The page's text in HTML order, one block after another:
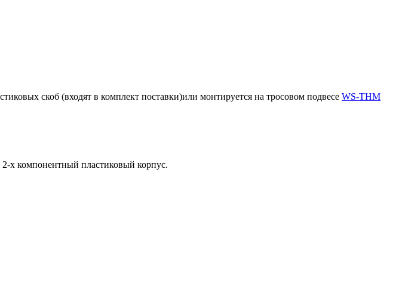
скоб (входят в комплект поставки)или монтируется на тросовом подвесе WS-THM
х компонентный пластиковый корпус.